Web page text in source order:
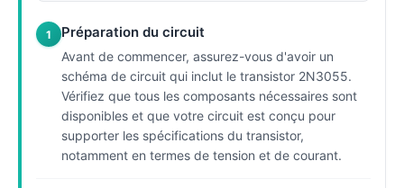
1 Préparation du circuit
Avant de commencer, assurez-vous d'avoir un
schéma de circuit qui inclut le transistor 2N3055.
Vérifiez que tous les composants nécessaires sont
disponibles et que votre circuit est conçu pour
supporter les spécifications du transistor,
notamment en termes de tension et de courant.